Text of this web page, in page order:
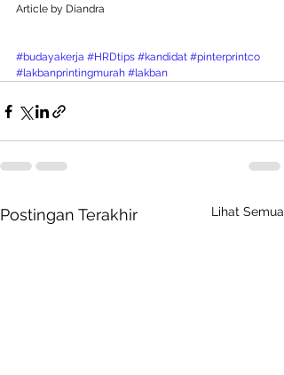
Article by Diandra
#budayakerja #HRDtips #kandidat #pinterprintco
#lakbanprintingmurah #lakban
Postingan Terakhir Lihat Semua